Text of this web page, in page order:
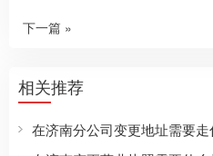
下一篇 »
相关推荐
在济南分公司变更地址需要走